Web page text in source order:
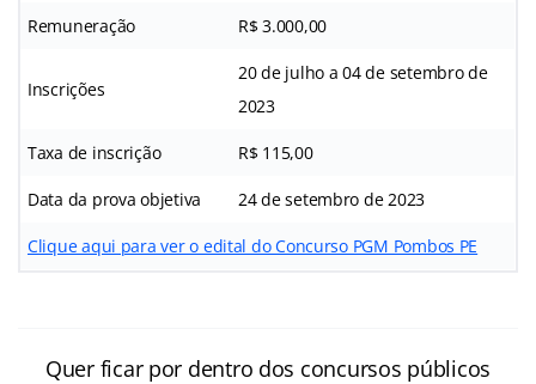
Remuneração R$ 3.000,00
Inscrições
20 de julho a 04 de setembro de
2023
Taxa de inscrição R$ 115,00
Data da prova objetiva 24 de setembro de 2023
Clique aqui para ver o edital do Concurso PGM Pombos PE
Quer ficar por dentro dos concursos públicos